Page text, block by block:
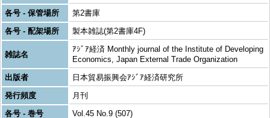
各号 - 保管場所
第2書庫
各号 - 配架場所
製本雑誌(第2書庫4F)
雑誌名
ｱｼﾞｱ経済 Monthly journal of the Institute of Developing
Economics, Japan External Trade Organization
出版者
日本貿易振興会ｱｼﾞｱ経済研究所
発行頻度
月刊
各号 - 巻号
Vol.45 No.9 (507)